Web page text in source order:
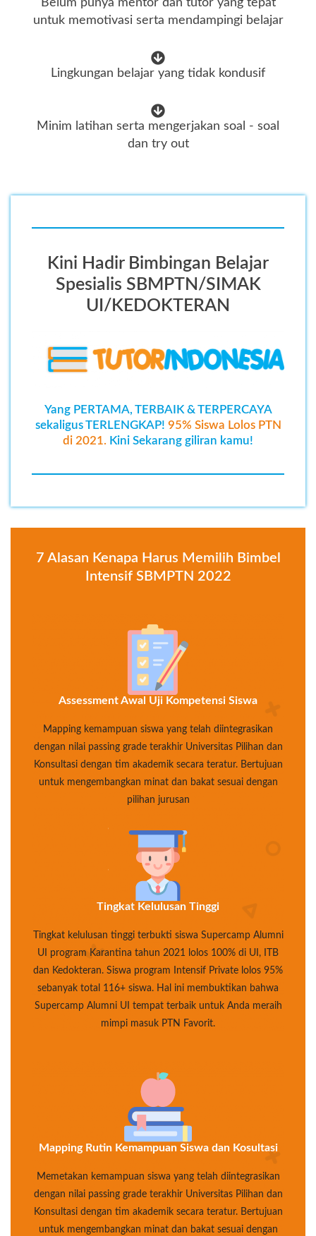
Belum punya mentor dan tutor yang tepat
untuk memotivasi serta mendampingi belajar
Lingkungan belajar yang tidak kondusif
Minim latihan serta mengerjakan soal - soal
dan try out
Kini Hadir Bimbingan Belajar
Spesialis SBMPTN/SIMAK
UI/KEDOKTERAN
Yang PERTAMA, TERBAIK & TERPERCAYA
sekaligus TERLENGKAP! 95% Siswa Lolos PTN
di 2021. Kini Sekarang giliran kamu!
7 Alasan Kenapa Harus Memilih Bimbel
Intensif SBMPTN 2022
Assessment Awal Uji Kompetensi Siswa
Mapping kemampuan siswa yang telah diintegrasikan
dengan nilai passing grade terakhir Universitas Pilihan dan
Konsultasi dengan tim akademik secara teratur. Bertujuan
untuk mengembangkan minat dan bakat sesuai dengan
pilihan jurusan
Tingkat Kelulusan Tinggi
Tingkat kelulusan tinggi terbukti siswa Supercamp Alumni
UI program Karantina tahun 2021 lolos 100% di UI, ITB
dan Kedokteran. Siswa program Intensif Private lolos 95%
sebanyak total 116+ siswa. Hal ini membuktikan bahwa
Supercamp Alumni UI tempat terbaik untuk Anda meraih
mimpi masuk PTN Favorit.
Mapping Rutin Kemampuan Siswa dan Kosultasi
Memetakan kemampuan siswa yang telah diintegrasikan
dengan nilai passing grade terakhir Universitas Pilihan dan
Konsultasi dengan tim akademik secara teratur. Bertujuan
untuk mengembangkan minat dan bakat sesuai dengan